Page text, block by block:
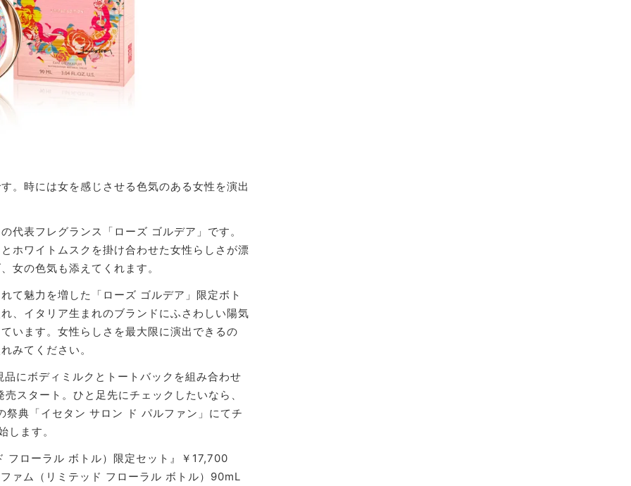
。時には女を感じさせる色気のある女性を演出
代表フレグランス「ローズ ゴルデア」です。
ホワイトムスクを掛け合わせた女性らしさが漂
女の色気も添えてくれます。
て魅力を増した「ローズ ゴルデア」限定ボト
、イタリア生まれのブランドにふさわしい陽気
います。女性らしさを最大限に演出できるの
みてください。
にボディミルクとトートバックを組み合わせ
スタート。ひと足先にチェックしたいなら、
典「イセタン サロン ド パルファン」にてチ
ます。
フローラル ボトル）限定セット』￥17,700
ァム（リミテッド フローラル ボトル）90mL